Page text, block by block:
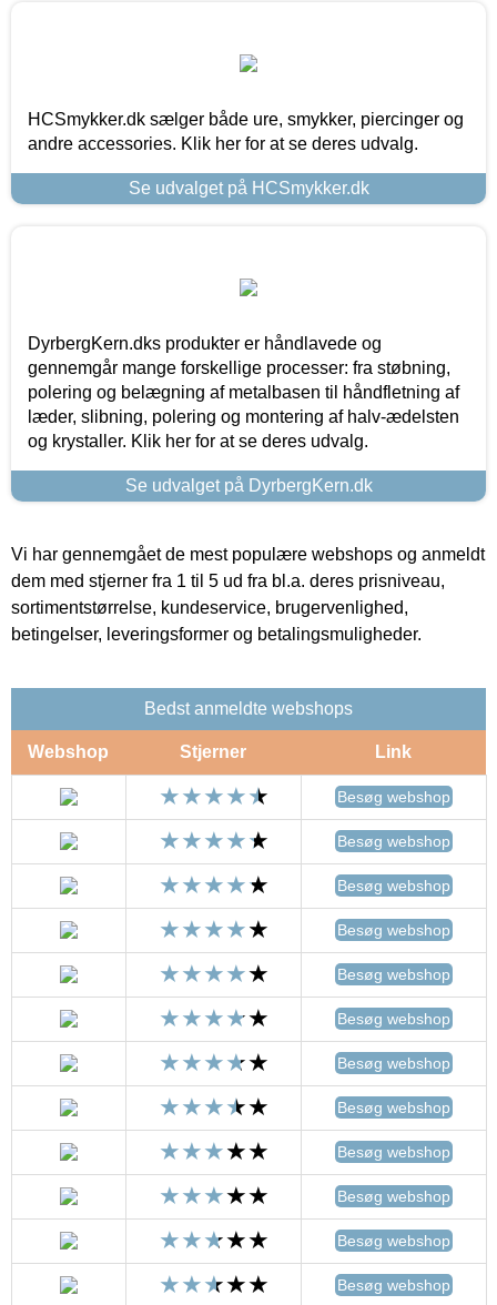
HCSmykker.dk sælger både ure, smykker, piercinger og
andre accessories. Klik her for at se deres udvalg.
Se udvalget på HCSmykker.dk
DyrbergKern.dks produkter er håndlavede og
gennemgår mange forskellige processer: fra støbning,
polering og belægning af metalbasen til håndfletning af
læder, slibning, polering og montering af halv-ædelsten
og krystaller. Klik her for at se deres udvalg.
Se udvalget på DyrbergKern.dk
Vi har gennemgået de mest populære webshops og anmeldt
dem med stjerner fra 1 til 5 ud fra bl.a. deres prisniveau,
sortimentstørrelse, kundeservice, brugervenlighed,
betingelser, leveringsformer og betalingsmuligheder.
Bedst anmeldte webshops
Webshop Stjerner Link
Besøg webshop
Besøg webshop
Besøg webshop
Besøg webshop
Besøg webshop
Besøg webshop
Besøg webshop
Besøg webshop
Besøg webshop
Besøg webshop
Besøg webshop
Besøg webshop